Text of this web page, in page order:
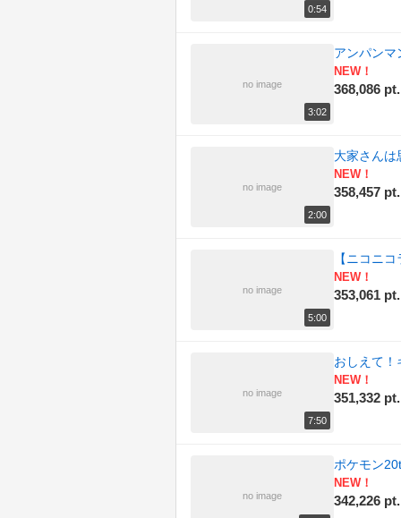
0:54
no image
3:02
アンパンマ
NEW！
368,086 pt.
no image
2:00
大家さん
NEW！
358,457 pt.
no image
5:00
【ニコニ
NEW！
353,061 pt.
no image
7:50
おしえて
NEW！
351,332 pt.
no image
ポケモン
NEW！
342,226 pt.